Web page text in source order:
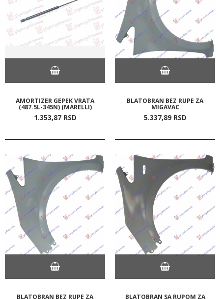
AMORTIZER GEPEK VRATA
(487.5L-345N) (MARELLI)
1.353,87 RSD
BLATOBRAN BEZ RUPE ZA
MIGAVAC
5.337,89 RSD
BLATOBRAN BEZ RUPE ZA BLATOBRAN SA RUPOM ZA